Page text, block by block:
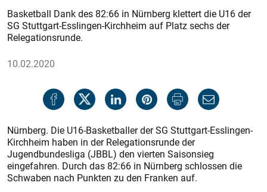
Basketball Dank des 82:66 in Nürnberg klettert die U16 der
SG Stuttgart-Esslingen-Kirchheim auf Platz sechs der
Relegationsrunde.
10.02.2020
Nürnberg. Die U16-Basketballer der SG Stuttgart-Esslingen-
Kirchheim haben in der Relegationsrunde der
Jugendbundesliga (JBBL) den vierten Saisonsieg
eingefahren. Durch das 82:66 in Nürnberg schlossen die
Schwaben nach Punkten zu den Franken auf.